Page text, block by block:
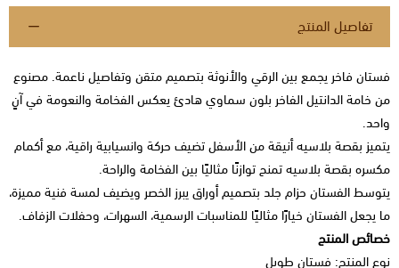
تفاصيل المنتج
فستان فاخر يجمع بين الرقي والأنوثة بتصميم متقن وتفاصيل ناعمة. مصنوع
من خامة الدانتيل الفاخر بلون سماوي هادئ يعكس الفخامة والنعومة في آنٍ
واحد.
يتميز بقصة بلاسيه أنيقة من الأسفل تضيف حركة وانسيابية راقية، مع أكمام
مكسره بقصة بلاسيه تمنح توازنًا مثاليًا بين الفخامة والراحة.
يتوسط الفستان حزام جلد بتصميم أوراق يبرز الخصر ويضيف لمسة فنية مميزة،
ما يجعل الفستان خيارًا مثاليًا للمناسبات الرسمية، السهرات، وحفلات الزفاف.
خصائص المنتج
نوع المنتج: فستان طويل